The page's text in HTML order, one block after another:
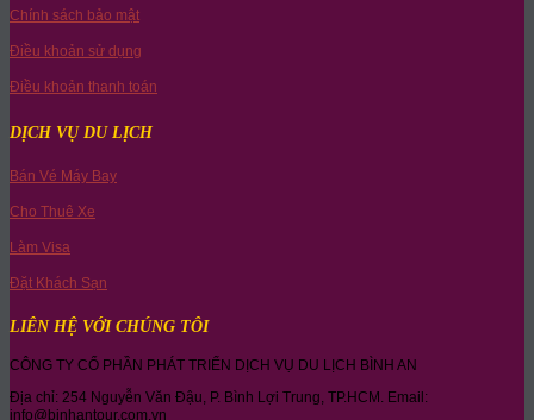
Chính sách bảo mật
Điều khoản sử dụng
Điều khoản thanh toán
DỊCH VỤ DU LỊCH
Bán Vé Máy Bay
Cho Thuê Xe
Làm Visa
Đặt Khách Sạn
LIÊN HỆ VỚI CHÚNG TÔI
CÔNG TY CỔ PHẦN PHÁT TRIỂN DỊCH VỤ DU LỊCH BÌNH AN
Địa chỉ: 254 Nguyễn Văn Đậu, P. Bình Lợi Trung, TP.HCM. Email:
info@binhantour.com.vn